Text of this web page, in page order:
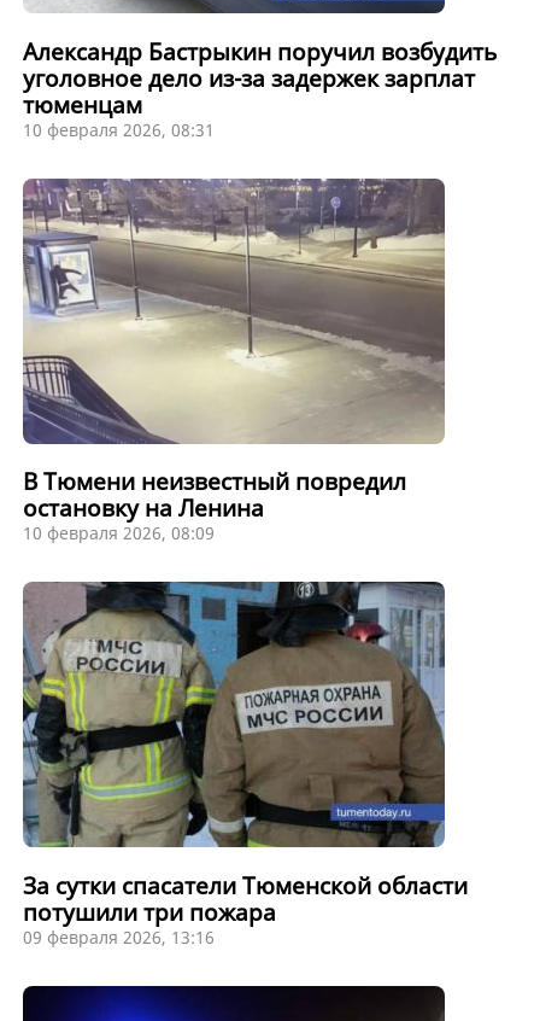
Александр Бастрыкин поручил возбудить
уголовное дело из-за задержек зарплат
тюменцам
10 февраля 2026, 08:31
В Тюмени неизвестный повредил
остановку на Ленина
10 февраля 2026, 08:09
За сутки спасатели Тюменской области
потушили три пожара
09 февраля 2026, 13:16